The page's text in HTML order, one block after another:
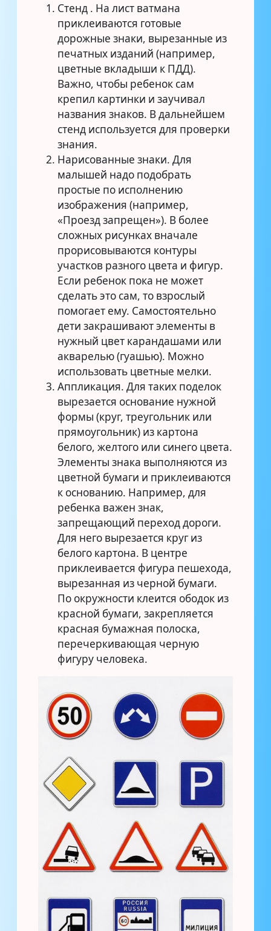
Стенд . На лист ватмана
приклеиваются готовые
дорожные знаки, вырезанные из
печатных изданий (например,
цветные вкладыши к ПДД).
Важно, чтобы ребенок сам
крепил картинки и заучивал
названия знаков. В дальнейшем
стенд используется для проверки
знания.
Нарисованные знаки. Для
малышей надо подобрать
простые по исполнению
изображения (например,
«Проезд запрещен»). В более
сложных рисунках вначале
прорисовываются контуры
участков разного цвета и фигур.
Если ребенок пока не может
сделать это сам, то взрослый
помогает ему. Самостоятельно
дети закрашивают элементы в
нужный цвет карандашами или
акварелью (гуашью). Можно
использовать цветные мелки.
Аппликация. Для таких поделок
вырезается основание нужной
формы (круг, треугольник или
прямоугольник) из картона
белого, желтого или синего цвета.
Элементы знака выполняются из
цветной бумаги и приклеиваются
к основанию. Например, для
ребенка важен знак,
запрещающий переход дороги.
Для него вырезается круг из
белого картона. В центре
приклеивается фигура пешехода,
вырезанная из черной бумаги.
По окружности клеится ободок из
красной бумаги, закрепляется
красная бумажная полоска,
перечеркивающая черную
фигуру человека.